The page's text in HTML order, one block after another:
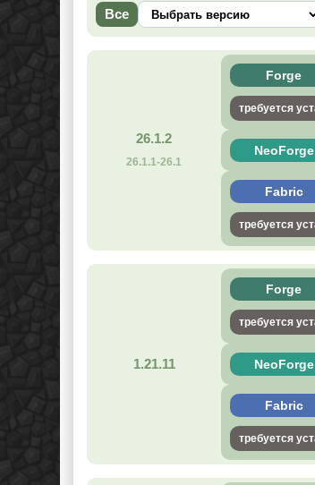
Все
26.1.2
26.1.1-26.1
Forge
требуется
NeoForge
Fabric
требуется
1.21.11
Forge
требуется
NeoForge
Fabric
требуется